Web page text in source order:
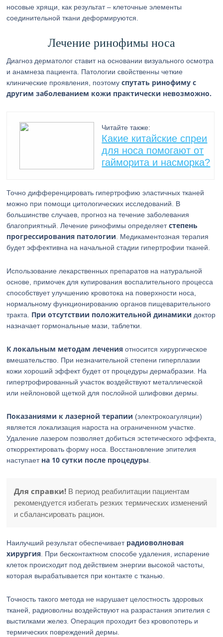
носовые хрящи, как результат – клеточные элементы
соединительной ткани деформируются.
Лечение ринофимы носа
Диагноз дерматолог ставит на основании визуального осмотра
и анамнеза пациента. Патологии свойственны четкие
клинические проявления, поэтомуспутать ринофиму с
другим заболеванием кожи практически невозможно.
Читайте также:
Какие китайские спреи
для носа помогают от
гайморита и насморка?
Точно дифференцировать гипертрофию эластичных тканей
можно при помощи цитологических исследований. В
большинстве случаев, прогноз на течение заболевания
благоприятный. Лечение ринофимы определяетстепень
прогрессирования патологии . Медикаментозная терапия
будет эффективна на начальной стадии гипертрофии тканей.
Использование лекарственных препаратов на натуральной
основе, примочек для купирования воспалительного процесса
способствует улучшению кровотока на поверхности носа,
нормальному функционированию органов пищеварительного
тракта. При отсутствии положительной динамики доктор
назначает гормональные мази, таблетки.
К локальным методам лечения относится хирургическое
вмешательство. При незначительной степени гиперплазии
кожи хороший эффект будет от процедуры дермабразии. На
гипертрофированный участок воздействуют металлической
или нейлоновой щеткой для послойной шлифовки дермы.
Показаниями к лазерной терапии (электрокоагуляции)
является локализация нароста на ограниченном участке.
Удаление лазером позволяет добиться эстетического эффекта,
откорректировать форму носа. Восстановление эпителия
наступает на 10 сутки после процедуры
Для справки! В период реабилитации пациентам
рекомендуется избегать резких термических изменений
и сбалансировать рацион.
Наилучший результат обеспечивает радиоволновая
хирургия . При бесконтактном способе удаления, испарение
клеток происходит под действием энергии высокой частоты,
которая вырабатывается при контакте с тканью.
Точность такого метода не нарушает целостность здоровых
тканей, радиоволны воздействуют на разрастания эпителия с
выстилками желез. Операция проходит без кровопотерь и
термических повреждений дермы.